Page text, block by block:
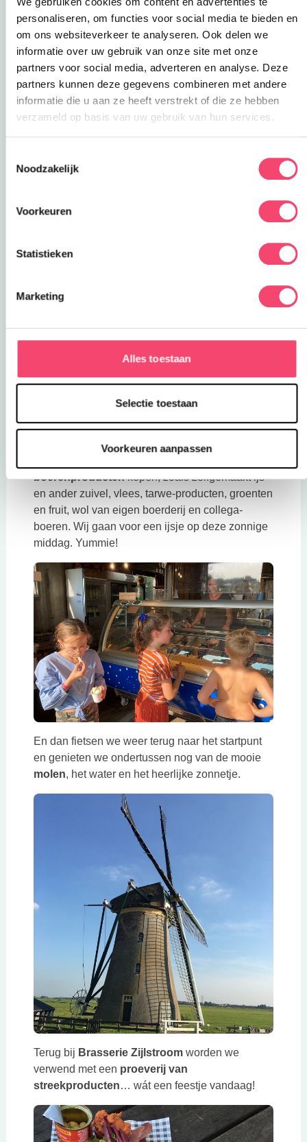
personaliseren, om functies voor social media te bieden en
om ons websiteverkeer te analyseren. Ook delen we
informatie over uw gebruik van onze site met onze
partners voor social media, adverteren en analyse. Deze
partners kunnen deze gegevens combineren met andere
informatie die u aan ze heeft verstrekt of die ze hebben
verzameld op basis van uw gebruik van hun services.
Noodzakelijk
Voorkeuren
Statistieken
Marketing
Alles toestaan
Selectie toestaan
Voorkeuren aanpassen
hooibergwaar je veilig kunt spelen en ook is er
een speeltuinmet waterpompen in het weitje
voor de boerderij.
want er zijn
boerenproductenkopen, zoals zelfgemaakt ijs
en ander zuivel, vlees, tarwe-producten, groenten
en fruit, wol van eigen boerderij en collega-
boeren. Wij gaan voor een ijsje op deze zonnige
middag. Yummie!
En dan fietsen we weer terug naar het startpunt
en genieten we ondertussen nog van de mooie
molen, het water en het heerlijke zonnetje.
Terug bij Brasserie Zijlstroomworden we
verwend met een proeverij van
streekproducten… wát een feestje vandaag!